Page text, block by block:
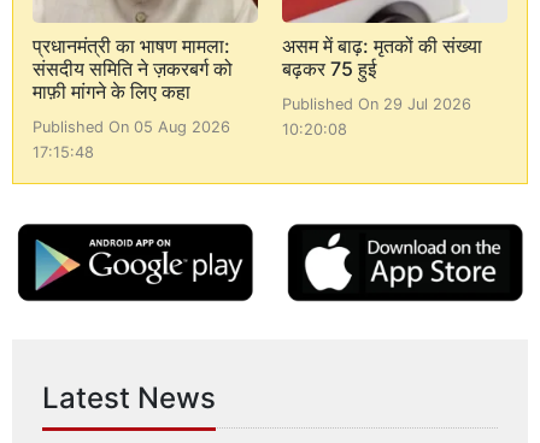
प्रधानमंत्री का भाषण मामला:
संसदीय समिति ने ज़करबर्ग को
माफ़ी मांगने के लिए कहा
Published On 05 Aug 2026
17:15:48
असम में बाढ़: मृतकों की संख्या
बढ़कर 75 हुई
Published On 29 Jul 2026
10:20:08
Latest News